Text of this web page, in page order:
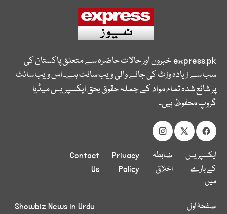
express.pkخبروں اور حالات حاضرہ سے متعلق پاکستان کی
سب سے زیادہ وزٹ کی جانے والی ویب سائٹ ہے۔ اس ویب سائٹ
پر شائع شدہ تمام مواد کے جملہ حقوق بحق ایکسپریس میڈیا
گروپ محفوظ ہیں۔
ایکسپریس
کے بارے
میں
ضابطہ
اخلاق
Privacy
Policy
Contact
Us
صفحۂ اول
Showbiz News in Urdu